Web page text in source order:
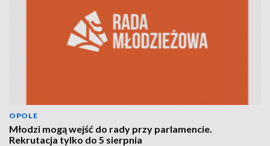
OPOLE
Młodzi mogą wejść do rady przy parlamencie.
Rekrutacja tylko do 5 sierpnia